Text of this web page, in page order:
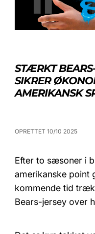
STÆRKT
SIKRER
AMERIKANSK
OPRETTET 10/10 2025
Efter to sæsoner i
amerikanske point
kommende tid
Bears-jersey over